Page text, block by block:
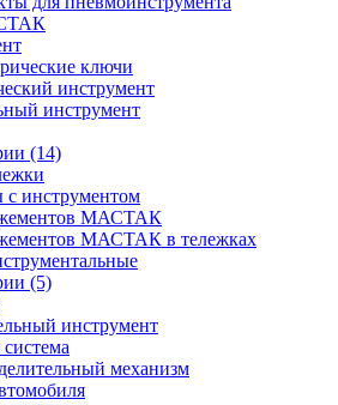
ключи
инструмент
инструмент
(14)
инструментом
МАСТАК
МАСТАК в тележках
(5)
инструмент
механизм